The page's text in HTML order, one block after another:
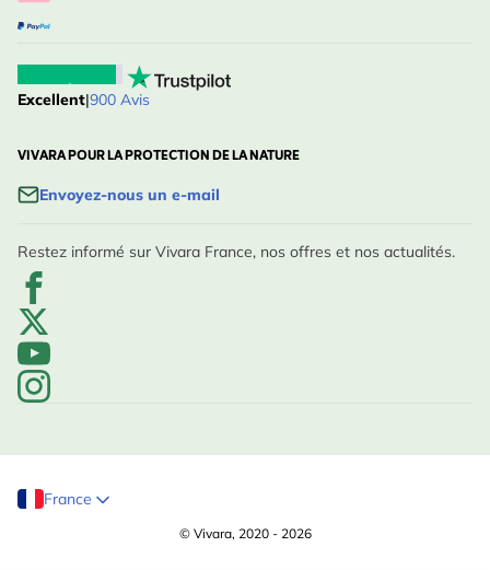
Excellent|900 Avis
VIVARA POUR LA PROTECTION DE LA NATURE
Envoyez-nous un e-mail
Restez informé sur Vivara France, nos offres et nos actualités.
France
© Vivara, 2020 - 2026